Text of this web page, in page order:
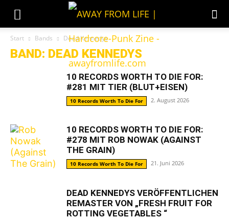
Start Bands Dead Kennedys
BAND: DEAD KENNEDYS
10 RECORDS WORTH TO DIE FOR:
#281 MIT TIER (BLUT+EISEN)
10 Records Worth To Die For 2. August 2026
10 RECORDS WORTH TO DIE FOR:
#278 MIT ROB NOWAK (AGAINST
THE GRAIN)
10 Records Worth To Die For 21. Juni 2026
DEAD KENNEDYS VERÖFFENTLICHEN
REMASTER VON „FRESH FRUIT FOR
ROTTING VEGETABLES “